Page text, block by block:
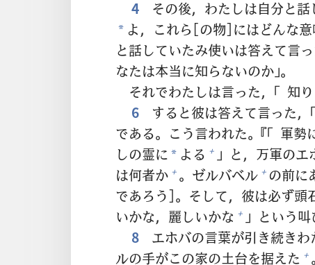
4
その後，わたしは自分と話
* よ，これら[の物]にはどんな意
と話していたみ使いは答えて言
なたは本当に知らないのか」。
それでわたしは言った，「 知
6
すると彼は答えて言った，
である。こう言われた。『「 軍勢
しの霊に * よる + 」と， 万軍のエ
は何者か + 。ゼルバベル + の前に
であろう]。そして， 彼は必ず頭
いかな， 麗しいかな + 」という叫
8
エホバの言葉が引き続きわ
ルの手がこの家の土台を据えた +